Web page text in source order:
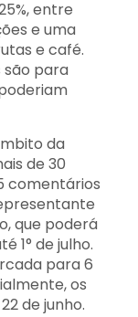
entre
e uma
e café.
são para
da
de 30
comentários
que poderá
1° de julho.
para 6
os
de junho.